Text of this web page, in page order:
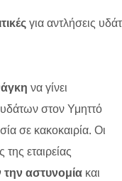
για αντλήσεις
να γίνει
στον Υμηττό
σε κακοκαιρία. Οι
της εταιρείας
αστυνομία και